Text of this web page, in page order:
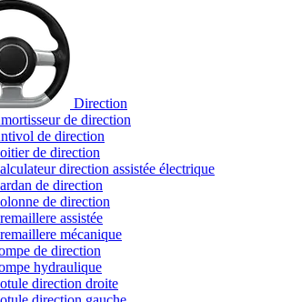
Direction
de direction
de direction
de direction
direction assistée électrique
de direction
de direction
assistée
mécanique
de direction
hydraulique
direction droite